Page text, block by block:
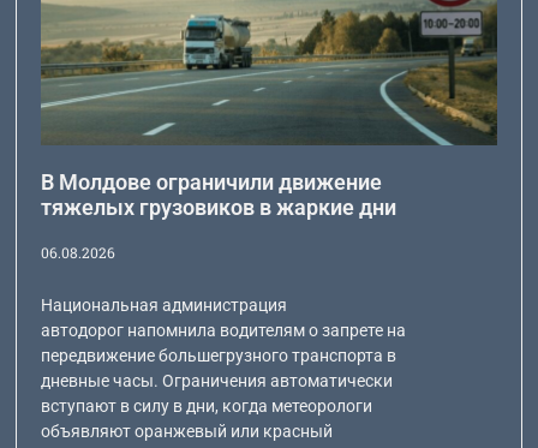
В Молдове ограничили движение
тяжелых грузовиков в жаркие дни
06.08.2026
Национальная администрация
автодорог напомнила водителям о запрете на
передвижение большегрузного транспорта в
дневные часы. Ограничения автоматически
вступают в силу в дни, когда метеорологи
объявляют оранжевый или красный